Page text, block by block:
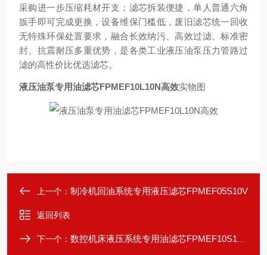
采购进一步压缩耗材开支；滤芯拆装便捷，单人普通六角
扳手即可完成更换，设备维保门槛低，废旧滤芯统一回收
无特殊环保处置要求，融合长效纳污、高效过滤、标准密
封、抗震耐压多重优势，是各类工业液压油泵压力管路过
滤的高性价比优选滤芯。
液压油泵专用油滤芯FPMEF10L10N高效实物图
上一个： 制冷机回油系统专用液压滤芯FPMEF05S10V
返回列表
下一个： 数控机床液压系统专用油滤芯FPMEF10S10N